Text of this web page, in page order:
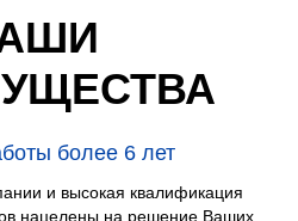
более 6 лет
и высокая квалификация
нацелены на решение Ваших